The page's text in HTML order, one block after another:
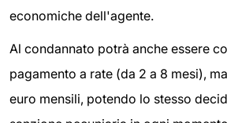
economiche dell'agente.
Al condannato potrà anche essere
pagamento a rate (da 2 a 8 mesi),
euro mensili, potendo lo stesso